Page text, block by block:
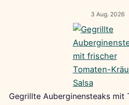
3 Aug. 2026
Gegrillte Auberginensteaks mit